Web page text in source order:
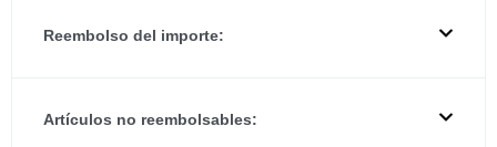
Reembolso del importe:
Artículos no reembolsables: